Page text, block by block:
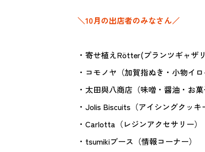
＼10月の出店者のみなさん／
・寄せ植えRötter(プランツギャザ
・コモノヤ（加賀指ぬき・小物イ
・太田與八商店（味噌・醤油・お菓
・Jolis Biscuits（アイシングクッキ
・Carlotta（レジンアクセサリー）
・tsumikiブース（情報コーナー）